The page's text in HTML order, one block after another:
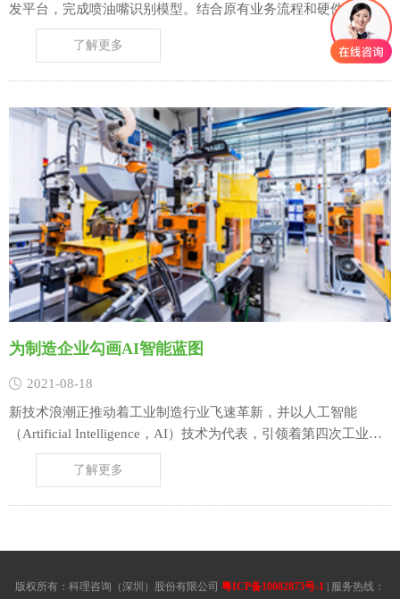
发平台，完成喷油嘴识别模型。结合原有业务流程和硬件，实现
对检验岗位当中人力资源消耗最大的环节进行人工智能化的技术
改造，实现零件瑕疵判读的无人化，以及节约近60万/年的人力成
了解更多
为制造企业勾画AI智能蓝图
2021-08-18
新技术浪潮正推动着工业制造行业飞速革新，并以人工智能
（Artificial Intelligence，AI）技术为代表，引领着第四次工业革
命的进程。这一过程中，社会信息科技的进步、AI 技术的普及以
及 5G 通讯技术的成熟，都将加速人类生产方式的迭代，同时与
了解更多
版权所有：科理咨询（深圳）股份有限公司 粤ICP备10082873号-1 | 服务热线：